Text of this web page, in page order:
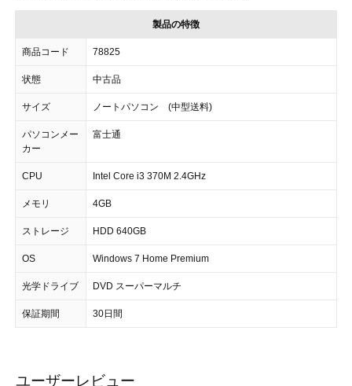
製品の特徴
商品コード 78825
状態 中古品
サイズ ノートパソコン (中型送料)
パソコンメー
カー
富士通
CPU Intel Core i3 370M 2.4GHz
メモリ 4GB
ストレージ HDD 640GB
OS Windows 7 Home Premium
光学ドライブ DVD スーパーマルチ
保証期間 30日間
ユーザーレビュー